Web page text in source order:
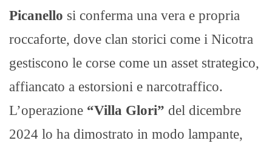
Picanello si conferma una vera e propria
roccaforte, dove clan storici come i Nicotra
gestiscono le corse come un asset strategico,
affiancato a estorsioni e narcotraffico.
L’operazione “Villa Glori” del dicembre
2024 lo ha dimostrato in modo lampante,